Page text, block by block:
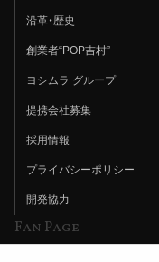
沿革・歴史
創業者“POP吉村”
ヨシムラ グループ
提携会社募集
採用情報
プライバシーポリシー
開発協力
Fan Page